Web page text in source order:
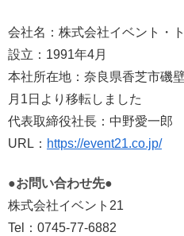
会社名：株式会社イベント・
設立：1991年4月
本社所在地：奈良県香芝市
月1日より移転しました
代表取締役社長：中野愛一郎
URL： https://event21.co.jp/
●お問い合わせ先●
株式会社イベント21
Tel：0745-77-6882